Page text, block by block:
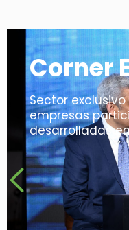
Sector
empresas
desarrolladas